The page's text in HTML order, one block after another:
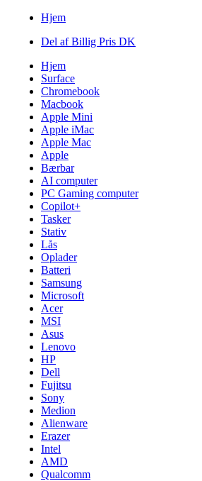
Hjem
Del af Billig Pris DK
Hjem
Surface
Chromebook
Macbook
Apple Mini
Apple iMac
Apple Mac
Apple
Bærbar
AI computer
PC Gaming computer
Copilot+
Tasker
Stativ
Lås
Oplader
Batteri
Samsung
Microsoft
Acer
MSI
Asus
Lenovo
HP
Dell
Fujitsu
Sony
Medion
Alienware
Erazer
Intel
AMD
Qualcomm